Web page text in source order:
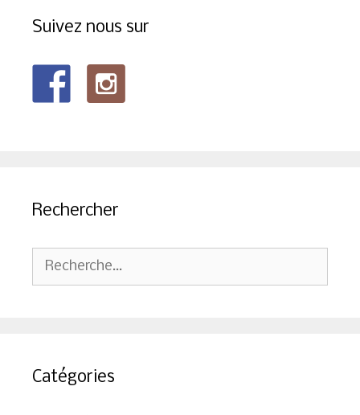
Suivez nous sur
Rechercher
Rechercher :
Catégories